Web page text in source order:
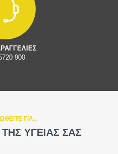
900
ΓΙΑ...
ΥΓΕΙΑΣ ΣΑΣ